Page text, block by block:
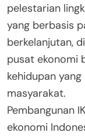
pelestarian
yang berbasis
berkelanjutan,
pusat ekonomi
kehidupan
masyarakat.
Pembangunan
ekonomi